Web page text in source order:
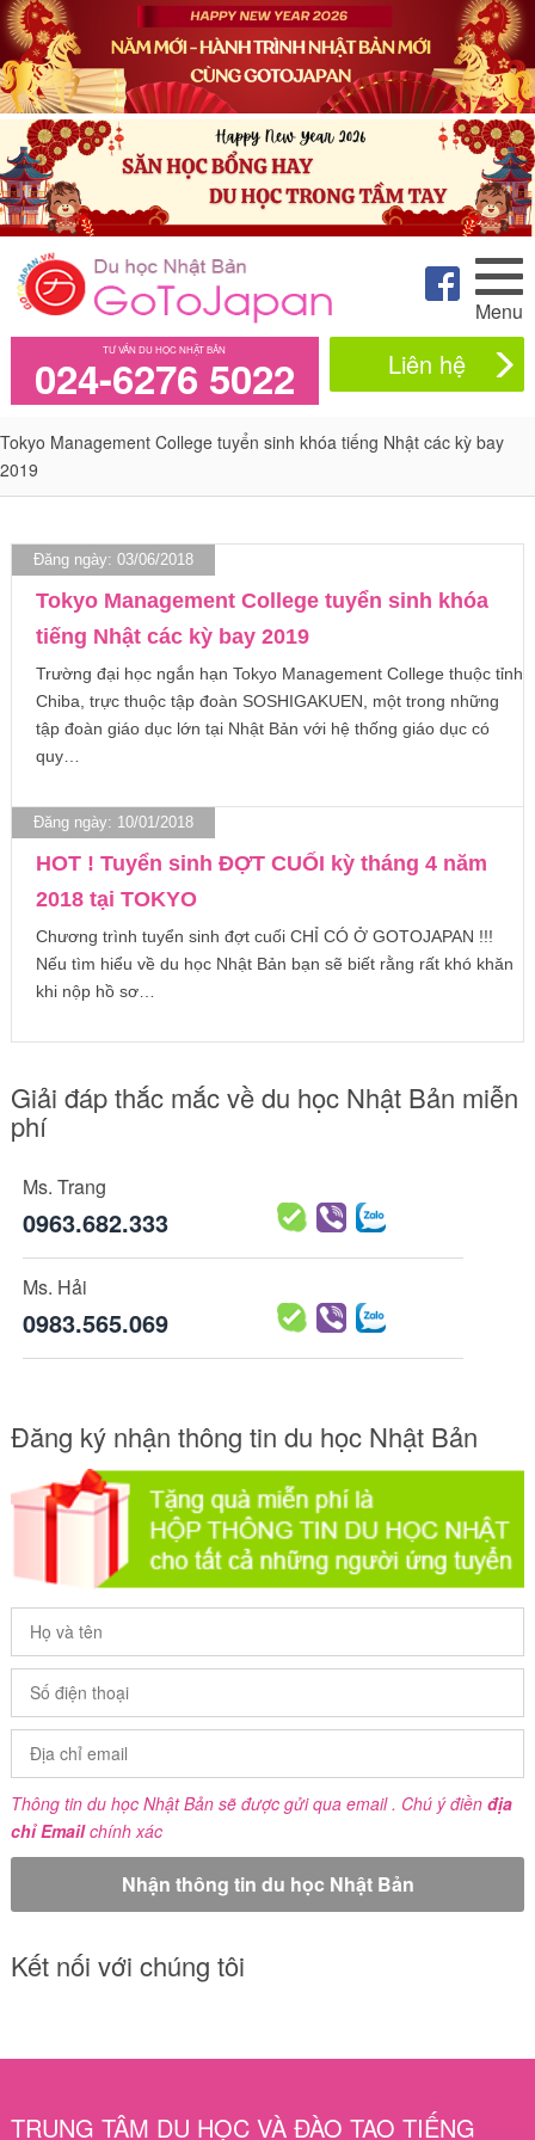
Menu
TƯ VẤN DU HỌC NHẬT BẢN
024-6276 5022 Liên hệ
Tokyo Management College tuyển sinh khóa tiếng Nhật các kỳ bay
2019
Đăng ngày: 03/06/2018
Tokyo Management College tuyển sinh khóa
tiếng Nhật các kỳ bay 2019
Trường đại học ngắn hạn Tokyo Management College thuộc tỉnh
Chiba, trực thuộc tập đoàn SOSHIGAKUEN, một trong những
tập đoàn giáo dục lớn tại Nhật Bản với hệ thống giáo dục có
quy…
Đăng ngày: 10/01/2018
HOT ! Tuyển sinh ĐỢT CUỐI kỳ tháng 4 năm
2018 tại TOKYO
Chương trình tuyển sinh đợt cuối CHỈ CÓ Ở GOTOJAPAN !!!
Nếu tìm hiểu về du học Nhật Bản bạn sẽ biết rằng rất khó khăn
khi nộp hồ sơ…
Giải đáp thắc mắc về du học Nhật Bản miễn
phí
Ms. Trang
0963.682.333
Ms. Hải
0983.565.069
Đăng ký nhận thông tin du học Nhật Bản
Thông tin du học Nhật Bản sẽ được gửi qua email . Chú ý điền địa
chỉ Emailchính xác
Kết nối với chúng tôi
TRUNG TÂM DU HỌC VÀ ĐÀO TẠO TIẾNG